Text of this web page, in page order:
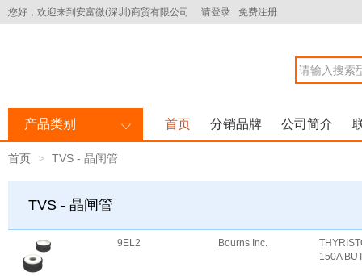
您好，欢迎来到安富微(深圳)商贸有限公司 请登录 免费注册
产品类别 首页 分销品牌 公司简介
首页 TVS - 晶闸管
TVS - 晶闸管
9EL2 Bourns Inc.
150A